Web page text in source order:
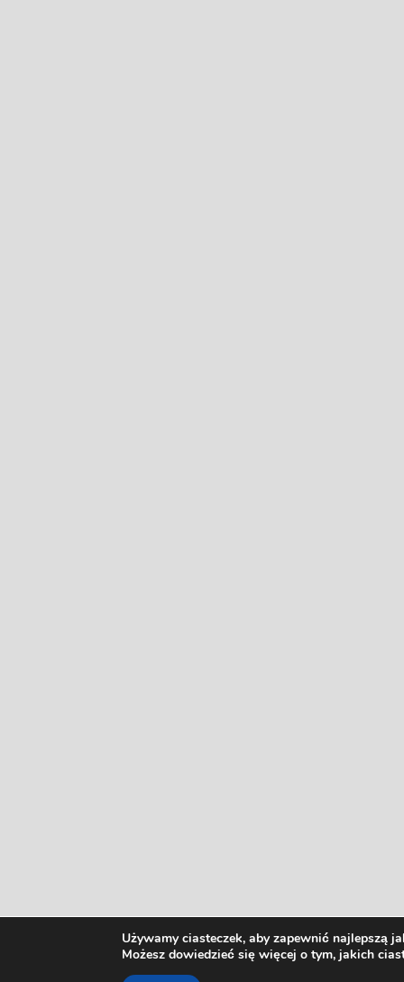
Używamy ciasteczek, aby zapewnić najlepszą
Możesz dowiedzieć się więcej o tym, jakich